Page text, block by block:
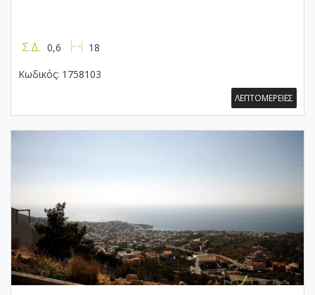
Σ.Δ. 0,6
18
Κωδικός: 1758103
ΛΕΠΤΟΜΕΡΕΙΕΣ